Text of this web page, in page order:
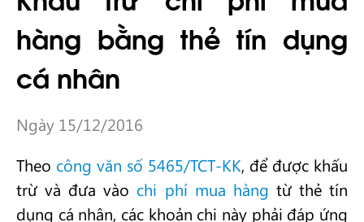
hàng bằng thẻ tín dụng
cá nhân
Ngày 15/12/2016
Theo công văn số 5465/TCT-KK, để được khấu
trừ và đưa vào chi phí mua hàng từ thẻ tín
dụng cá nhân, các khoản chi này phải đáp ứng